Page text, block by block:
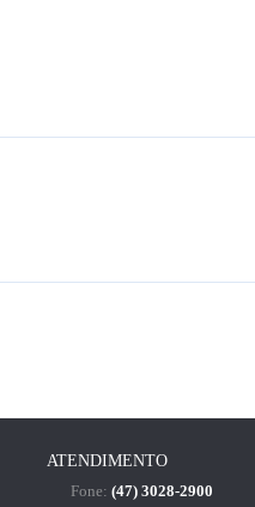
ATENDIMENTO
Fone: (47) 3028-2900